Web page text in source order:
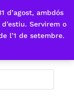
d’agost, ambdós
Servirem o
l’1 de setembre.